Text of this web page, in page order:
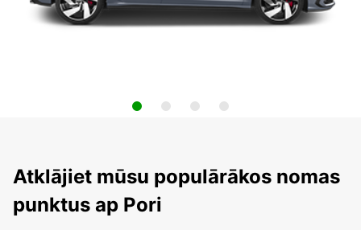
Atklājiet mūsu populārākos nomas
punktus ap Pori